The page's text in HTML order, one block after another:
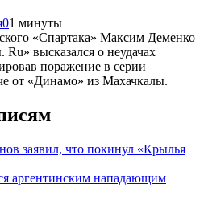
01 минуты
«Спартака» Максим Деменко
высказался о неудачах
поражение в серии
от «Динамо» из Махачкалы.
заявил, что покинул «Крылья
аргентинским нападающим